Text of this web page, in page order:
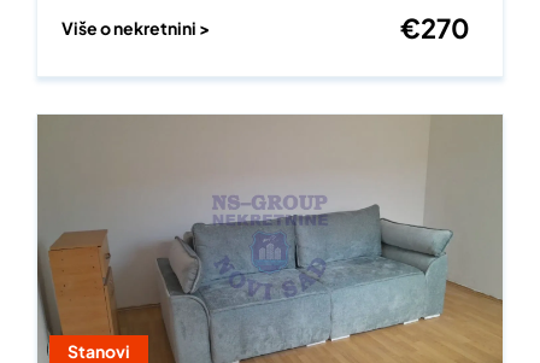
Više o nekretnini > €270
Stanovi